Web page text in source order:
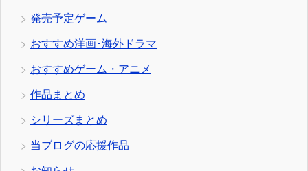
発売予定ゲーム
おすすめ洋画･海外ドラマ
おすすめゲーム・アニメ
作品まとめ
シリーズまとめ
当ブログの応援作品